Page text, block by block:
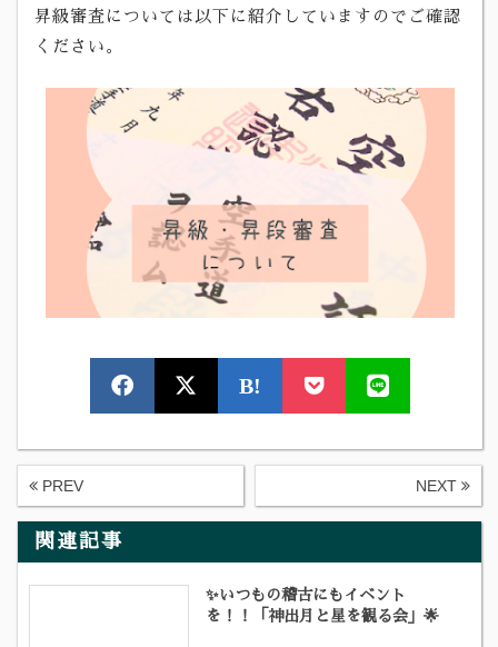
昇級審査については以下に紹介していますのでご確認
ください。
B!
PREV NEXT
関連記事
✨いつもの稽古にもイベント
を！！「神出月と星を観る会」🌟